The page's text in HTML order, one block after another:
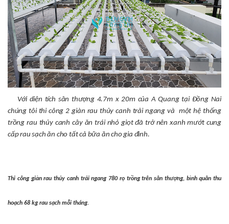
Với diện tích sân thượng 4.7m x 20m của A Quang tại Đồng Nai
chúng tôi thi công 2 giàn rau thủy canh trải ngang và một hệ thống
trồng rau thủy canh cây ăn trái nhỏ giọt đã trở nên xanh mướt cung
cấp rau sạch ăn cho tất cả bữa ăn cho gia đình.
Thi công giàn rau thủy canh trải ngang 780 rọ trồng trên sân thượng, bình quân thu
hoạch 68 kg rau sạch mỗi tháng.